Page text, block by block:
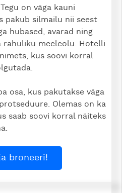
on väga kauni
pakub silmailu nii seest
hubased, avarad ning
rahuliku meeleolu. Hotelli
kus soovi korral
osa, kus pakutakse väga
Olemas on ka
saab soovi korral näiteks
broneeri!